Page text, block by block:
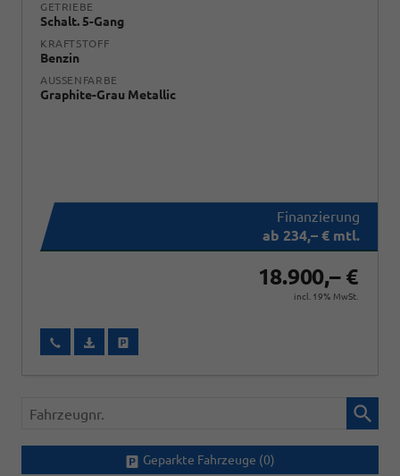
GETRIEBE
Schalt. 5-Gang
KRAFTSTOFF
Benzin
AUSSENFARBE
Graphite-Grau Metallic
ab 234,– € mtl.
18.900,– €
incl. 19% MwSt.
Wir rufen Sie anFahrzeugexposé (PDF)
Fahrzeugnr.
Geparkte Fahrzeuge (0)